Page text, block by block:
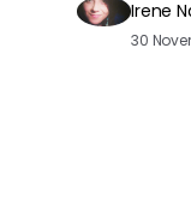
Irene
30